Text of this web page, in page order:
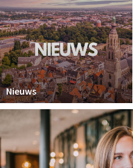
Deals
Party pics
Nieuws, interviews & blogs
Eten
Drinken
Slapen
Recreatief
Nieuws